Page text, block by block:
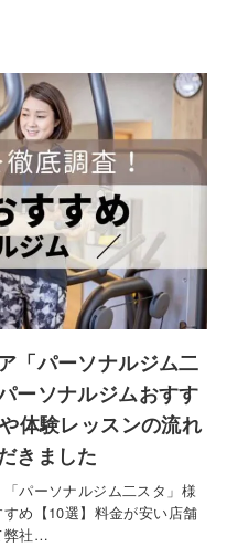
「パーソナルジム二
ーソナルジムおすす
体験レッスンの流れ
きました
パーソナルジム二スタ」様
め【10選】料金が安い店舗
弊社…